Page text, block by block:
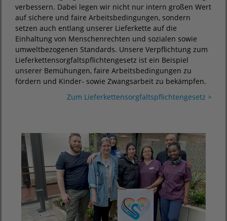
verbessern. Dabei legen wir nicht nur intern großen Wert
auf sichere und faire Arbeitsbedingungen, sondern
setzen auch entlang unserer Lieferkette auf die
Einhaltung von Menschenrechten und sozialen sowie
umweltbezogenen Standards. Unsere Verpflichtung zum
Lieferkettensorgfaltspflichtengesetz ist ein Beispiel
unserer Bemühungen, faire Arbeitsbedingungen zu
fördern und Kinder- sowie Zwangsarbeit zu bekämpfen.
Zum Lieferkettensorgfaltspflichtengesetz >